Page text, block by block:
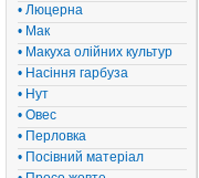
• Люцерна
• Мак
• Макуха олійних культур
• Насіння гарбуза
• Нут
• Овес
• Перловка
• Посівний матеріал